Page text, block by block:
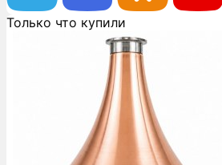
Только что купили